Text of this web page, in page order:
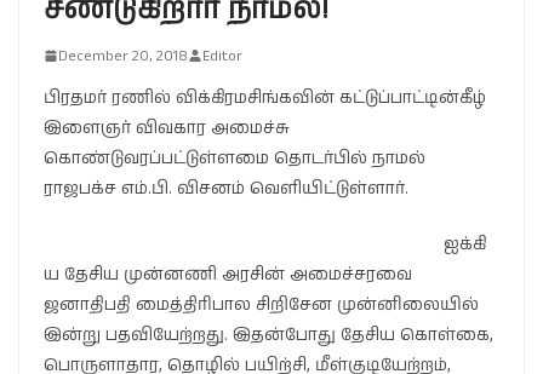
சீண்டுகிறார் நாமல்!
December 20, 2018 Editor
பிரதமர் ரணில் விக்கிரமசிங்கவின் கட்டுப்பாட்டின்கீழ்
இளைஞர் விவகார அமைச்சு
கொண்டுவரப்பட்டுள்ளமை தொடர்பில் நாமல்
ராஜபக்ச எம்.பி. விசனம் வெளியிட்டுள்ளார்.
ஐக்கி
ய தேசிய முன்னணி அரசின் அமைச்சரவை
ஜனாதிபதி மைத்திரிபால சிறிசேன முன்னிலையில்
இன்று பதவியேற்றது. இதன்போது தேசிய கொள்கை,
பொருளாதார, தொழில் பயிற்சி, மீள்குடியேற்றம்,